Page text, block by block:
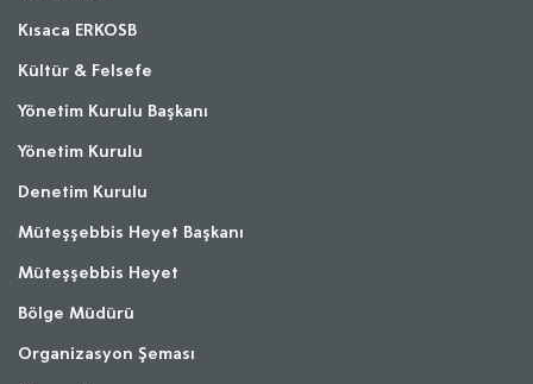
Kısaca ERKOSB
Kültür & Felsefe
Yönetim Kurulu Başkanı
Yönetim Kurulu
Denetim Kurulu
Müteşşebbis Heyet Başkanı
Müteşşebbis Heyet
Bölge Müdürü
Organizasyon Şeması